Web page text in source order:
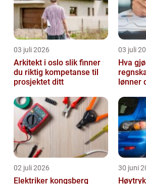
03 juli 2026
Arkitekt i oslo slik finner
du riktig kompetanse til
prosjektet ditt
03 juli
Hva
lønner
02 juli 2026
Elektriker kongsberg
30 juni